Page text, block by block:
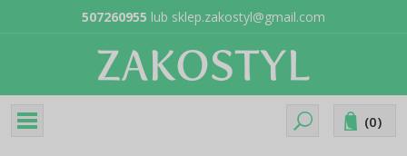
507260955 lub sklep.zakostyl@gmail.com
(0)